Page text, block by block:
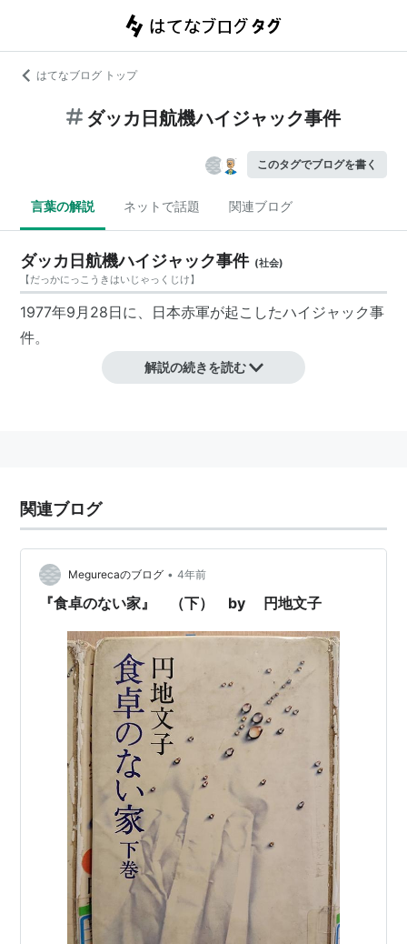
はてなブログ トップ
ダッカ日航機ハイジャック事件
このタグでブログを書く
言葉の解説 ネットで話題 関連ブログ
ダッカ日航機ハイジャック事件 (社会)
【だっかにっこうきはいじゃっくじけ】
1977年9月28日に、日本赤軍が起こしたハイジャック事
件。
手投げ弾などで武装した日本赤軍グループ5名によりハ
イジャックされた。同機はバングラデシュのダッカ国際
空港に強行着陸、犯人グループは人質の身代金としてア
メリカドルで600万ドル（当時の為替レートで約16億
円）と、日本で服役および勾留中の、メンバー及び日本
赤軍に加えようと目をつけた囚人（新左翼活動家や、
「獄中闘争」を評価した一般刑事犯）9名の釈放を要求
し、これが拒否された場合、または回答が無い場合は人
質を順次殺害すると警告した。
解説の続きを読む
関連ブログ
Megurecaのブログ • 4年前
『食卓のない家』 （下） by 円地文子